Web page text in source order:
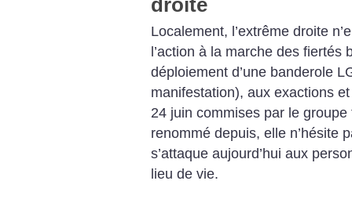
Localement, l’extrême droite
l’action à la marche des fiertés
déploiement d’une banderole
manifestation), aux exactions
24 juin commises par le
renommé depuis, elle n’hésite
s’attaque aujourd’hui aux
lieu de vie.